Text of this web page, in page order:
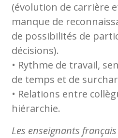
(évolution de carrière
manque de
de possibilités de
décisions).
• Rythme de travail,
de temps et de
• Relations entre
hiérarchie.
Les enseignants